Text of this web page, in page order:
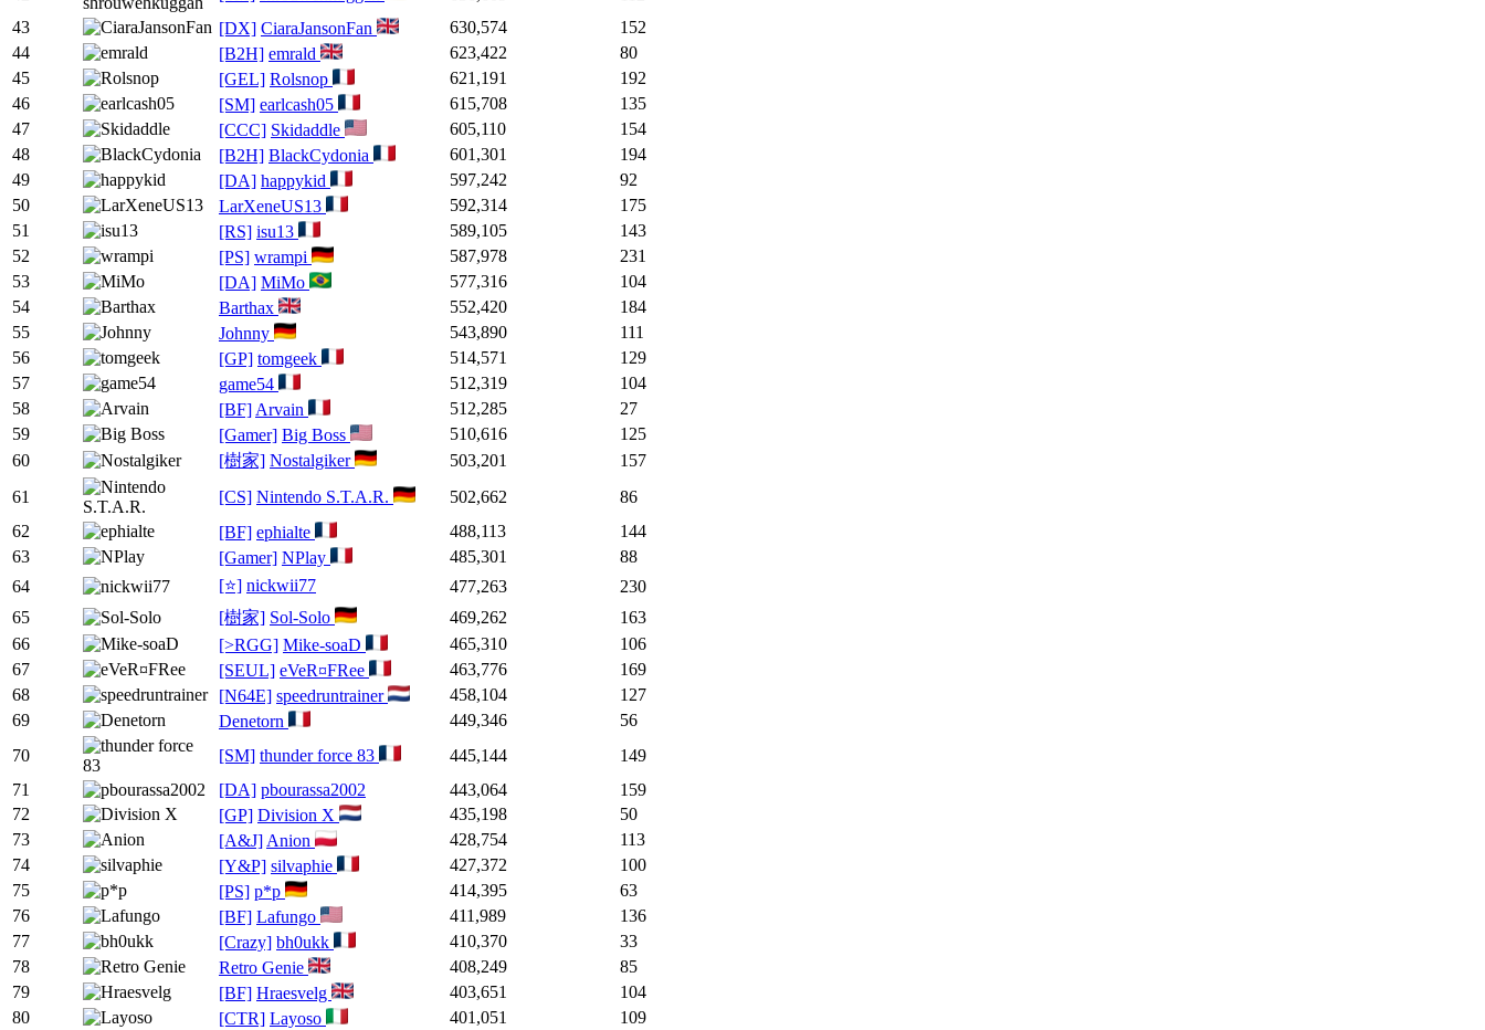
43
[DX] CiaraJansonFan 630,574
152
44
[B2H] emrald 623,422
80
45
[GEL] Rolsnop 621,191
192
46
[SM] earlcash05 615,708
135
47
[CCC] Skidaddle 605,110
154
48
[B2H] BlackCydonia 601,301
194
49
[DA] happykid 597,242
92
50
LarXeneUS13 592,314
175
51
[RS] isu13 589,105
143
52
[PS] wrampi 587,978
231
53
[DA] MiMo 577,316
104
54
Barthax 552,420
184
55
Johnny 543,890
111
56
[GP] tomgeek 514,571
129
57
game54 512,319
104
58
[BF] Arvain 512,285
27
59
[Gamer] Big Boss 510,616
125
60
[樹家] Nostalgiker 503,201
157
61
[CS] Nintendo S.T.A.R. 502,662
86
62
[BF] ephialte 488,113
144
63
[Gamer] NPlay 485,301
88
64
[⭐] nickwii77 477,263
230
65
[樹家] Sol-Solo 469,262
163
66
[>RGG] Mike-soaD 465,310
106
67
[SEUL] eVeR¤FRee 463,776
169
68
[N64E] speedruntrainer 458,104
127
69
Denetorn 449,346
56
70
[SM] thunder force 83 445,144
149
71
[DA] pbourassa2002 443,064
159
72
[GP] Division X 435,198
50
73
[A&J] Anion 428,754
113
74
[Y&P] silvaphie 427,372
100
75
[PS] p*p 414,395
63
76
[BF] Lafungo 411,989
136
77
[Crazy] bh0ukk 410,370
33
78
Retro Genie 408,249
85
79
[BF] Hraesvelg 403,651
104
80
[CTR] Layoso 401,051
109